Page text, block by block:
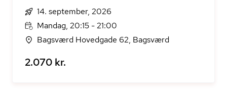
14. september, 2026
Mandag, 20:15 - 21:00
Bagsværd Hovedgade 62, Bagsværd
2.070 kr.